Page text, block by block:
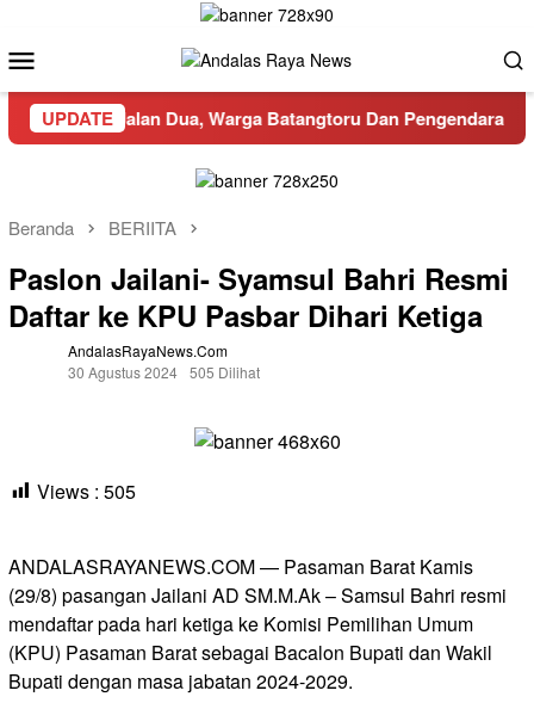
konten
Mobile
UPDATE
di Jalan Dua, Warga Batangtoru Dan Pengendara Resah
Beranda BERIITA
Paslon Jailani- Syamsul Bahri Resmi
Daftar ke KPU Pasbar Dihari Ketiga
AndalasRayaNews.com
30 Agustus 2024 505 Dilihat
Views : 505
ANDALASRAYANEWS.COM — Pasaman Barat Kamis
(29/8) pasangan Jailani AD SM.M.Ak – Samsul Bahri resmi
mendaftar pada hari ketiga ke Komisi Pemilihan Umum
(KPU) Pasaman Barat sebagai Bacalon Bupati dan Wakil
Bupati dengan masa jabatan 2024-2029.